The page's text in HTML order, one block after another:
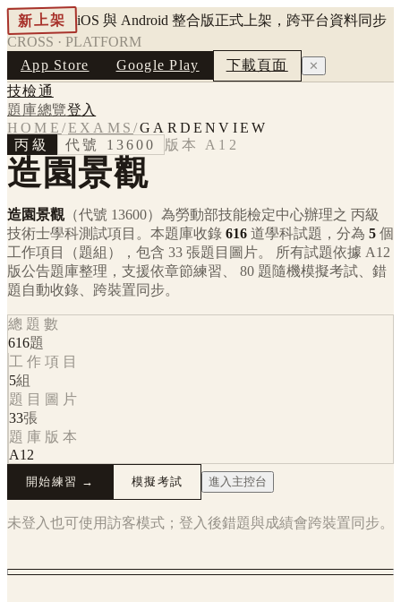
新上架
iOS 與 Android 整合版正式上架，跨平台資料同步
CROSS · PLATFORM
App Store
Google Play 下載頁面 ✕
技檢通
題庫總覽登入
HOME /EXAMS/GARDENVIEW
丙級
代號 13600 版本 A12
造園景觀
造園景觀（代號 13600） 為勞動部技能檢定中心辦理之 丙級
技術士學科測試項目。本題庫收錄 616 道學科試題，分為 5 個
工作項目（題組），包含 33 張題目圖片。 所有試題依據 A12
版公告題庫整理，支援依章節練習、 80 題隨機模擬考試、錯
題自動收錄、跨裝置同步。
總題數
616題
工作項目
5組
題目圖片
33張
題庫版本
A12
開始練習 → 模擬考試 進入主控台
未登入也可使用訪客模式；登入後錯題與成績會跨裝置同步。